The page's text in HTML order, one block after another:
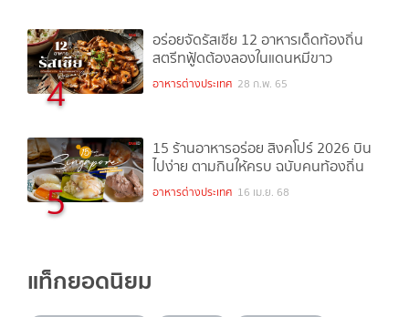
4
อร่อยจัดรัสเซีย 12 อาหารเด็ดท้องถิ่น
สตรีทฟู้ดต้องลองในแดนหมีขาว
อาหารต่างประเทศ 28 ก.พ. 65
5
15 ร้านอาหารอร่อย สิงคโปร์ 2026 บิน
ไปง่าย ตามกินให้ครบ ฉบับคนท้องถิ่น
อาหารต่างประเทศ 16 เม.ย. 68
แท็กยอดนิยม